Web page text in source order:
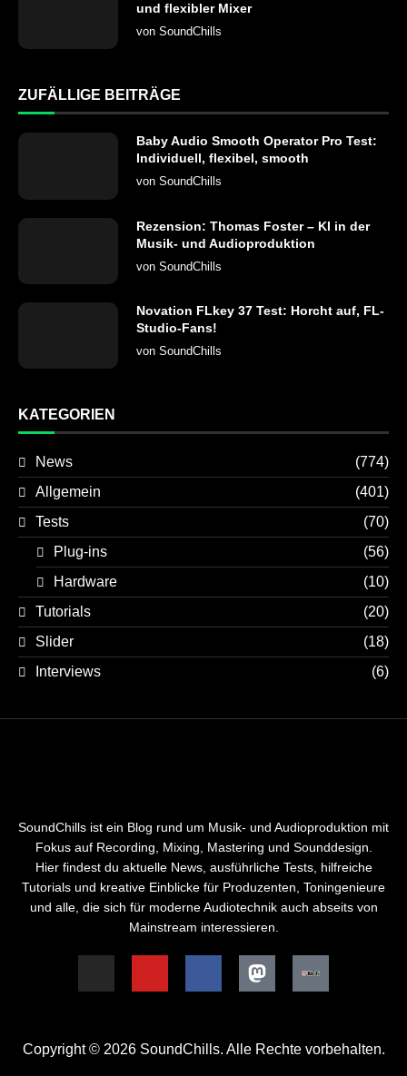
und flexibler Mixer
von SoundChills
ZUFÄLLIGE BEITRÄGE
Baby Audio Smooth Operator Pro Test:
Individuell, flexibel, smooth
von SoundChills
Rezension: Thomas Foster – KI in der
Musik- und Audioproduktion
von SoundChills
Novation FLkey 37 Test: Horcht auf, FL-
Studio-Fans!
von SoundChills
KATEGORIEN
News
(774)
Allgemein
(401)
Tests
(70)
Plug-ins
(56)
Hardware
(10)
Tutorials
(20)
Slider
(18)
Interviews
(6)
SoundChills ist ein Blog rund um Musik- und Audioproduktion mit
Fokus auf Recording, Mixing, Mastering und Sounddesign.
Hier findest du aktuelle News, ausführliche Tests, hilfreiche
Tutorials und kreative Einblicke für Produzenten, Toningenieure
und alle, die sich für moderne Audiotechnik auch abseits von
Mainstream interessieren.
Copyright © 2026 SoundChills. Alle Rechte vorbehalten.